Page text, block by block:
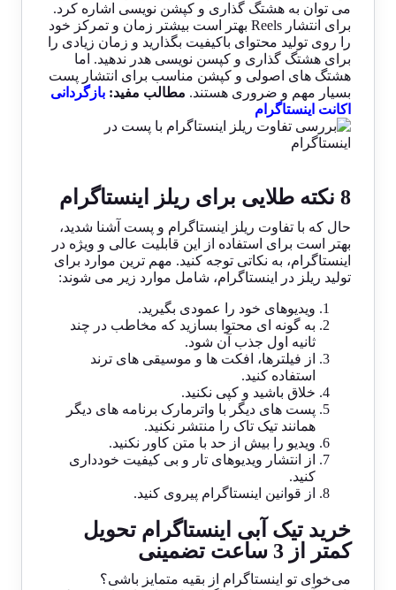
می توان به هشتگ گذاری و کپشن نویسی اشاره کرد.
برای انتشار Reels بهتر است بیشتر زمان و تمرکز خود
را روی تولید محتوای باکیفیت بگذارید و زمان زیادی را
برای هشتگ گذاری و کپسن نویسی هدر ندهید. اما
هشتگ های اصولی و کپشن مناسب برای انتشار پست
بسیار مهم و ضروری هستند. مطالب مفید:بازگردانی
اکانت اینستاگرام
8 نکته طلایی برای ریلز اینستاگرام
حال که با تفاوت ریلز اینستاگرام و پست آشنا شدید،
بهتر است برای استفاده از این قابلیت عالی و ویژه در
اینستاگرام، به نکاتی توجه کنید. مهم ترین موارد برای
تولید ریلز در اینستاگرام، شامل موارد زیر می شوند:
ویدیوهای خود را عمودی بگیرید.
به گونه ای محتوا بسازید که مخاطب در چند
ثانیه اول جذب آن شود.
از فیلترها، افکت ها و موسیقی های ترند
استفاده کنید.
خلاق باشید و کپی نکنید.
پست های دیگر با واترمارک برنامه های دیگر
همانند تیک تاک را منتشر نکنید.
ویدیو را بیش از حد با متن کاور نکنید.
از انتشار ویدیوهای تار و بی کیفیت خودداری
کنید.
از قوانین اینستاگرام پیروی کنید.
خرید تیک آبی اینستاگرام تحویل
کمتر از 3 ساعت تضمینی
می‌خوای تو اینستاگرام از بقیه متمایز باشی؟